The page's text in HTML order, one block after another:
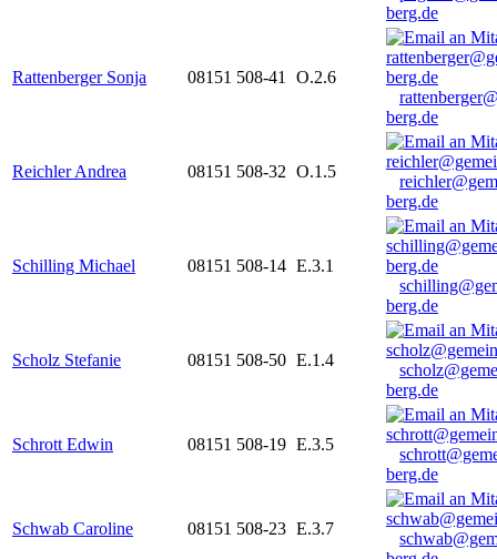
berg.de
Rattenberger Sonja 08151 508-41
O.2.6
berg.de
Reichler Andrea 08151 508-32 O.1.5
berg.de
Schilling Michael 08151 508-14 E.3.1
berg.de
Scholz Stefanie 08151 508-50 E.1.4
berg.de
Schrott Edwin 08151 508-19 E.3.5
berg.de
Schwab Caroline 08151 508-23 E.3.7